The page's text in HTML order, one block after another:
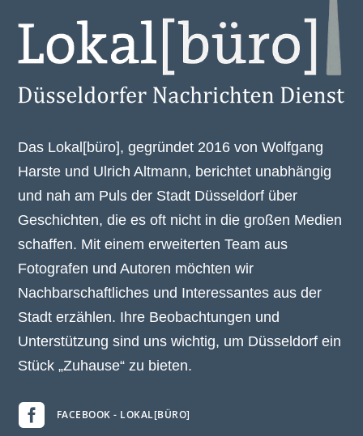
Das Lokal[büro], gegründet 2016 von Wolfgang
Harste und Ulrich Altmann, berichtet unabhängig
und nah am Puls der Stadt Düsseldorf über
Geschichten, die es oft nicht in die großen Medien
schaffen. Mit einem erweiterten Team aus
Fotografen und Autoren möchten wir
Nachbarschaftliches und Interessantes aus der
Stadt erzählen. Ihre Beobachtungen und
Unterstützung sind uns wichtig, um Düsseldorf ein
Stück „Zuhause“ zu bieten.
 FACEBOOK - LOKAL[BÜRO]